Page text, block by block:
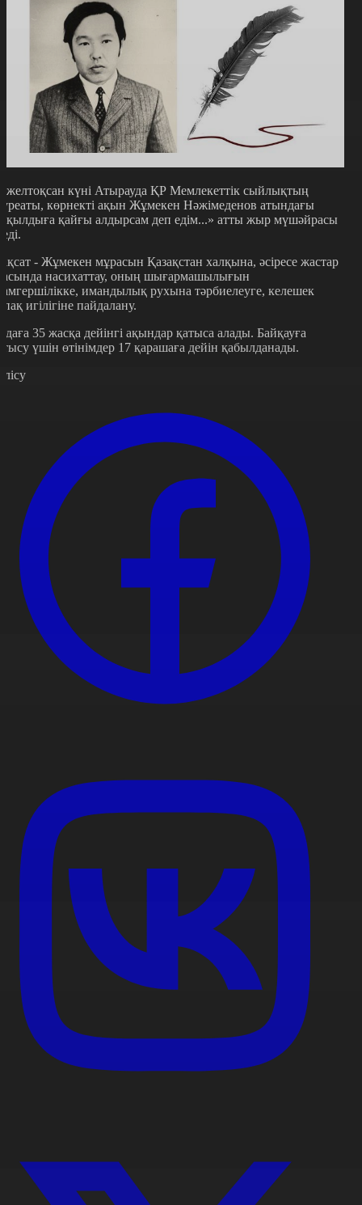
желтоқсан күні Атырауда ҚР Мемлекеттік сыйлықтың
көрнекті ақын Жұмекен Нәжімеденов атындағы
қайғы алдырсам деп едім...» атты жыр мүшәйрасы
- Жұмекен мұрасын Қазақстан халқына, әсіресе жастар
насихаттау, оның шығармашылығын
имандылық рухына тәрбиелеуге, келешек
игілігіне пайдалану.
35 жасқа дейінгі ақындар қатыса алады. Байқауға
үшін өтінімдер 17 қарашаға дейін қабылданады.